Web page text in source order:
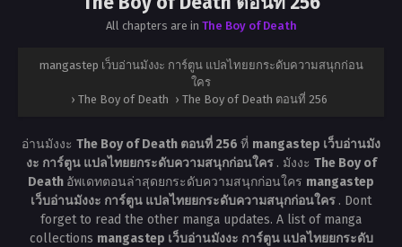
All chapters are in The Boy of Death
mangastep เว็บอ่านมังงะ การ์ตูน แปลไทยยกระดับความสนุกก่อน
ใคร
› The Boy of Death › The Boy of Death ตอนที่ 256
อ่านมังงะ The Boy of Death ตอนที่ 256 ที่ mangastep เว็บอ่านมัง
งะ การ์ตูน แปลไทยยกระดับความสนุกก่อนใคร . มังงะ The Boy of
Death อัพเดทตอนล่าสุดยกระดับความสนุกก่อนใคร mangastep
เว็บอ่านมังงะ การ์ตูน แปลไทยยกระดับความสนุกก่อนใคร . Dont
forget to read the other manga updates. A list of manga
collections mangastep เว็บอ่านมังงะ การ์ตูน แปลไทยยกระดับ